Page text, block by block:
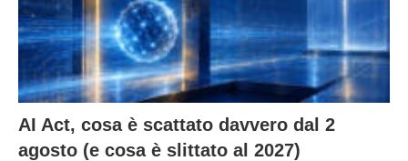
AI Act, cosa è scattato davvero dal 2
agosto (e cosa è slittato al 2027)